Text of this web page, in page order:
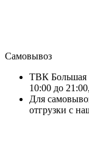
Самовывоз
ТВК Большая
10:00 до
Для
отгрузки с